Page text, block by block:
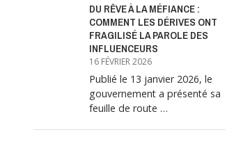
DU RÊVE À LA MÉFIANCE :
COMMENT LES DÉRIVES ONT
FRAGILISÉ LA PAROLE DES
INFLUENCEURS
16 FÉVRIER 2026
Publié le 13 janvier 2026, le
gouvernement a présenté sa
feuille de route …